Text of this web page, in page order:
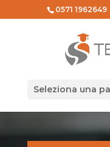
0571 1962649
Seleziona una